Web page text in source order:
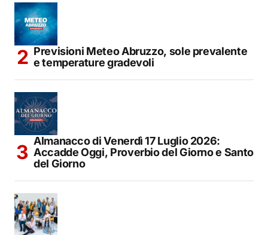
Previsioni Meteo Abruzzo, sole prevalente
e temperature gradevoli
Almanacco di Venerdì 17 Luglio 2026:
Accadde Oggi, Proverbio del Giorno e Santo
del Giorno